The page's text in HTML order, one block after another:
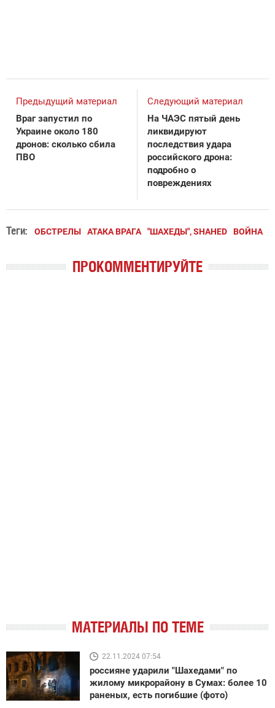
Предыдущий материал
Враг запустил по
Украине около 180
дронов: сколько сбила
ПВО
Следующий материал
На ЧАЭС пятый день
ликвидируют
последствия удара
российского дрона:
подробно о
повреждениях
Теги: ОБСТРЕЛЫ АТАКА ВРАГА "ШАХЕДЫ", SHAHED ВОЙНА
ПРОКОММЕНТИРУЙТЕ
МАТЕРИАЛЫ ПО ТЕМЕ
22.11.2024 07:54
россияне ударили "Шахедами" по
жилому микрорайону в Сумах: более 10
раненых, есть погибшие (фото)